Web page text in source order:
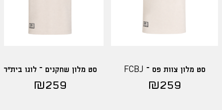
סט מלון צוות פס – FCBJ
₪259
סט מלון שחקנים – לוגו בית"ר
₪259